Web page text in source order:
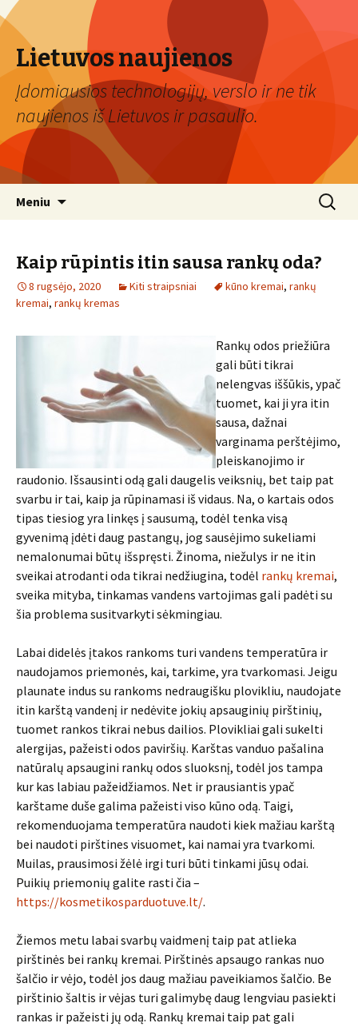
Lietuvos naujienos
Įdomiausios technologijų, verslo ir ne tik
naujienos iš Lietuvos ir pasaulio.
Meniu Ieškoti:
Kaip rūpintis itin sausa rankų oda?
8 rugsėjo, 2020 Kiti straipsniai kūno kremai, rankų
kremai, rankų kremas
Rankų odos priežiūra
gali būti tikrai
nelengvas iššūkis, ypač
tuomet, kai ji yra itin
sausa, dažnai
varginama perštėjimo,
pleiskanojimo ir
raudonio. Išsausinti odą gali daugelis veiksnių, bet taip pat
svarbu ir tai, kaip ja rūpinamasi iš vidaus. Na, o kartais odos
tipas tiesiog yra linkęs į sausumą, todėl tenka visą
gyvenimą įdėti daug pastangų, jog sausėjimo sukeliami
nemalonumai būtų išspręsti. Žinoma, niežulys ir ne itin
sveikai atrodanti oda tikrai nedžiugina, todėl rankų kremai,
sveika mityba, tinkamas vandens vartojimas gali padėti su
šia problema susitvarkyti sėkmingiau.
Labai didelės įtakos rankoms turi vandens temperatūra ir
naudojamos priemonės, kai, tarkime, yra tvarkomasi. Jeigu
plaunate indus su rankoms nedraugišku plovikliu, naudojate
itin karštą vandenį ir nedėvite jokių apsauginių pirštinių,
tuomet rankos tikrai nebus dailios. Plovikliai gali sukelti
alergijas, pažeisti odos paviršių. Karštas vanduo pašalina
natūralų apsaugini rankų odos sluoksnį, todėl jos tampa
kur kas labiau pažeidžiamos. Net ir prausiantis ypač
karštame duše galima pažeisti viso kūno odą. Taigi,
rekomenduojama temperatūra naudoti kiek mažiau karštą
bei naudoti pirštines visuomet, kai namai yra tvarkomi.
Muilas, prausimosi žėlė irgi turi būti tinkami jūsų odai.
Puikių priemonių galite rasti čia –
https://kosmetikosparduotuve.lt/.
Žiemos metu labai svarbų vaidmenį taip pat atlieka
pirštinės bei rankų kremai. Pirštinės apsaugo rankas nuo
šalčio ir vėjo, todėl jos daug mažiau paveikiamos šalčio. Be
pirštinio šaltis ir vėjas turi galimybę daug lengviau pasiekti
rankas ir pažeisti jų odą. Rankų kremai taip pat gali